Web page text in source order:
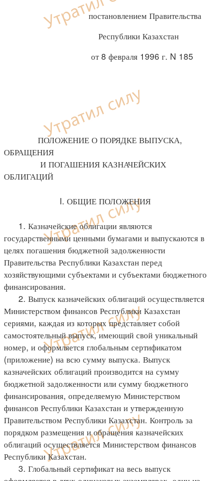
постановлением Правительства
Республики Казахстан
от 8 февраля 1996 г. N 185
ПОЛОЖЕНИЕ О ПОРЯДКЕ ВЫПУСКА,
ОБРАЩЕНИЯ
И ПОГАШЕНИЯ КАЗНАЧЕЙСКИХ
ОБЛИГАЦИЙ
I. ОБЩИЕ ПОЛОЖЕНИЯ
1. Казначейские облигации являются
государственными ценными бумагами и выпускаются в
целях погашения бюджетной задолженности
Правительства Республики Казахстан перед
хозяйствующими субъектами и субъектами бюджетного
финансирования.
2. Выпуск казначейских облигаций осуществляется
Министерством финансов Республики Казахстан
сериями, каждая из которых представляет собой
самостоятельный выпуск, имеющий свой уникальный
номер, и оформляется глобальным сертификатом
(приложение) на всю сумму выпуска. Выпуск
казначейских облигаций производится на сумму
бюджетной задолженности или сумму бюджетного
финансирования, определяемую Министерством
финансов Республики Казахстан и утвержденную
Правительством Республики Казахстан. Контроль за
порядком размещения и обращения казначейских
облигаций осуществляется Министерством финансов
Республики Казахстан.
3. Глобальный сертификат на весь выпуск